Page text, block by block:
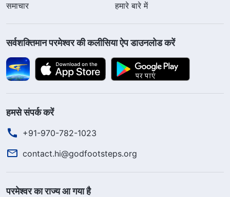
समाचार
हमारे बारे में
सर्वशक्तिमान परमेश्वर की कलीसिया ऐप डाउनलोड करें
हमसे संपर्क करें
+91-970-782-1023
contact.hi@godfootsteps.org
परमेश्वर का राज्य आ गया है